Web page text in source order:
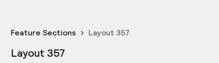
Feature Sections Layout 357
Layout 357